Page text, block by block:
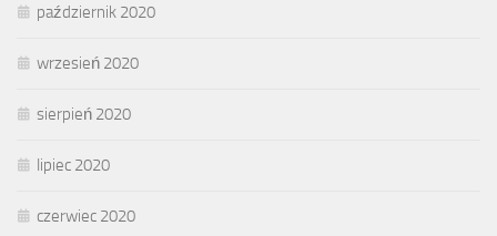
październik 2020
wrzesień 2020
sierpień 2020
lipiec 2020
czerwiec 2020